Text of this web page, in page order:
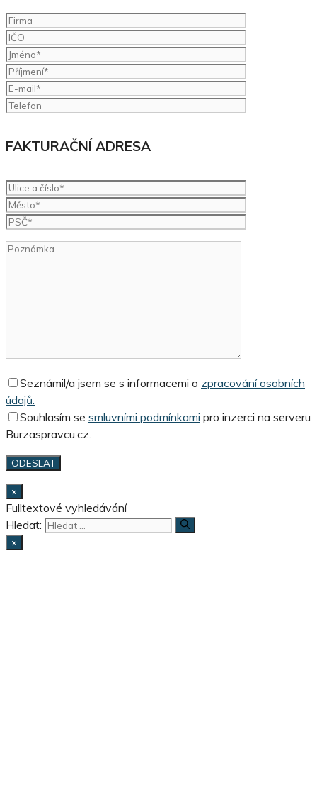
FAKTURAČNÍ ADRESA
Seznámil/a jsem se s informacemi o zpracování osobních
údajů.
Souhlasím se smluvními podmínkami pro inzerci na serveru
Burzaspravcu.cz.
×
Fulltextové vyhledávání
Hledat:
×